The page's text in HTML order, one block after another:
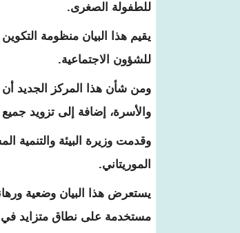
للطفولة الصغرى.
يقيم هذا البيان منظومة
للشؤون الاجتماعية.
ومن شأن هذا المركز الجديد أن
والأسرة، إضافة إلى تزويد
وقدمت وزيرة البيئة والتنمية
الموريتاني.
يستعرض هذا البيان وضعية
مستخدمة على نطاق متزايد في